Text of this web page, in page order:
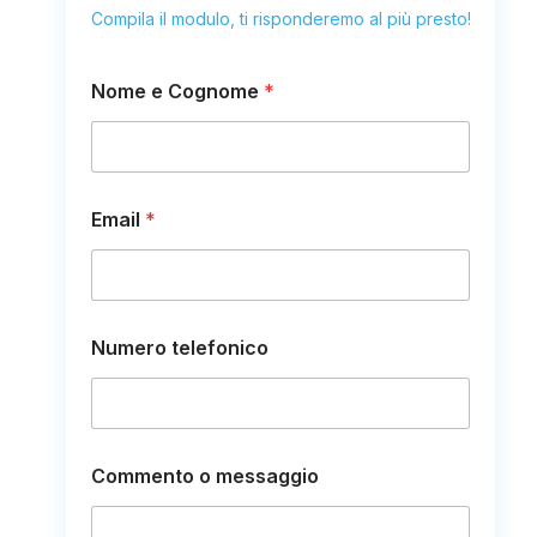
Compila il modulo, ti risponderemo al più presto!
Nome e Cognome *
Email *
m
a
o
g
n
Numero telefonico
Commento o messaggio